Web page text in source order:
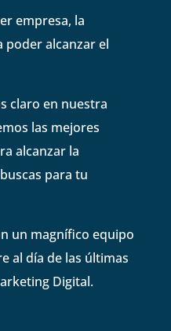
empresa, la
poder alcanzar el
claro en nuestra
las mejores
alcanzar la
para tu
un magnífico equipo
al día de las últimas
Digital.